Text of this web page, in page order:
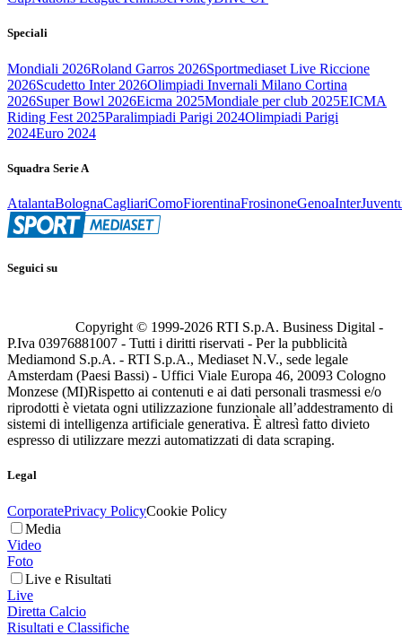
Speciali
Mondiali 2026Roland Garros 2026Sportmediaset Live Riccione
2026Scudetto Inter 2026Olimpiadi Invernali Milano Cortina
2026Super Bowl 2026Eicma 2025Mondiale per club 2025EICMA
Riding Fest 2025Paralimpiadi Parigi 2024Olimpiadi Parigi
2024Euro 2024
Squadra Serie A
AtalantaBolognaCagliariComoFiorentinaFrosinoneGenoaInter
Seguici su
Copyright © 1999-2026 RTI S.p.A. Business Digital -
P.Iva 03976881007 - Tutti i diritti riservati - Per la pubblicità
Mediamond S.p.A. - RTI S.p.A., Mediaset N.V., sede legale
Amsterdam (Paesi Bassi) - Uffici Viale Europa 46, 20093 Cologno
Monzese (MI)Rispetto ai contenuti e ai dati personali trasmessi e/o
riprodotti è vietata ogni utilizzazione funzionale all’addestramento di
sistemi di intelligenza artificiale generativa. È altresì fatto divieto
espresso di utilizzare mezzi automatizzati di data scraping.
Legal
CorporatePrivacy PolicyCookie Policy
Media
Video
Foto
Live e Risultati
Live
Diretta Calcio
Risultati e Classifiche